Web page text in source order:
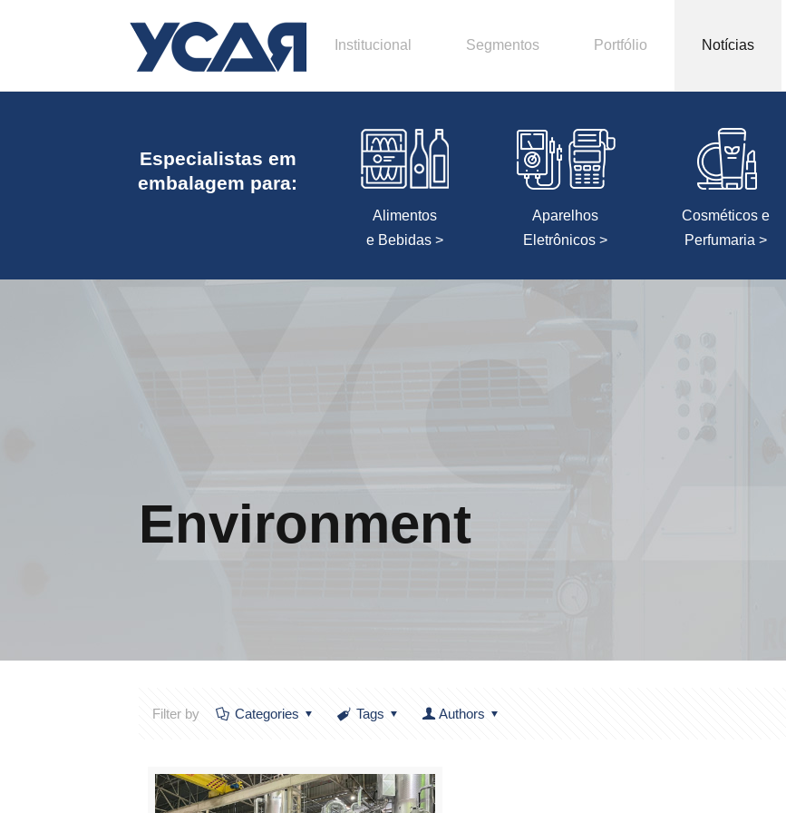
Institucional Segmentos Portfólio Notícias
Especialistas em
embalagem para:
Alimentos
e Bebidas >
Aparelhos
Eletrônicos >
Cosméticos e
Perfumaria >
Environment
Filter by Categories Tags Authors